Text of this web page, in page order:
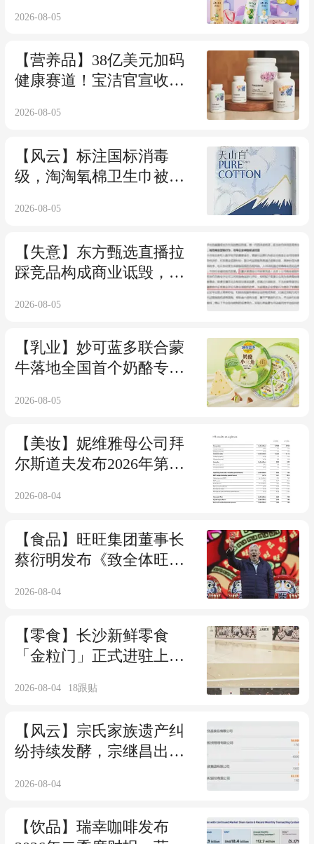
2026-08-05
【营养品】38亿美元加码
健康赛道！宝洁官宣收购
Thorne
2026-08-05
【风云】标注国标消毒
级，淘淘氧棉卫生巾被曝
2026-08-05
【失意】东方甄选直播拉
踩竞品构成商业诋毁，判
2026-08-05
【乳业】妙可蓝多联合蒙
牛落地全国首个奶酪专属
2026-08-05
【美妆】妮维雅母公司拜
尔斯道夫发布2026年第二
下调2026年业绩指引
2026-08-04
【食品】旺旺集团董事长
蔡衍明发布《致全体旺旺
经营短板并推进改革整改
2026-08-04
【零食】长沙新鲜零食
「金粒门」正式进驻上
2026-08-04 18跟贴
【风云】宗氏家族遗产纠
纷持续发酵，宗继昌出任
实控人
2026-08-04
【饮品】瑞幸咖啡发布